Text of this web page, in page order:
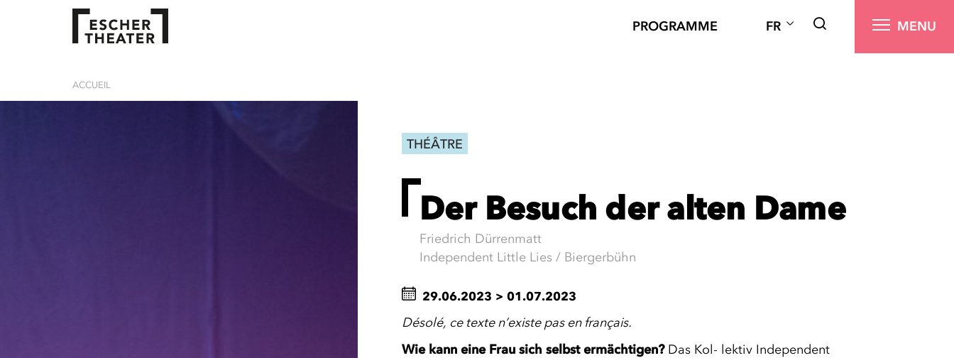
PROGRAMME FR MENU
ACCUEIL
THÉÂTRE
Der Besuch der alten Dame
Friedrich Dürrenmatt
Independent Little Lies / Biergerbühn
29.06.2023 > 01.07.2023
Désolé, ce texte n’existe pas en français.
Wie kann eine Frau sich selbst ermächtigen? Das Kol- lektiv Independent